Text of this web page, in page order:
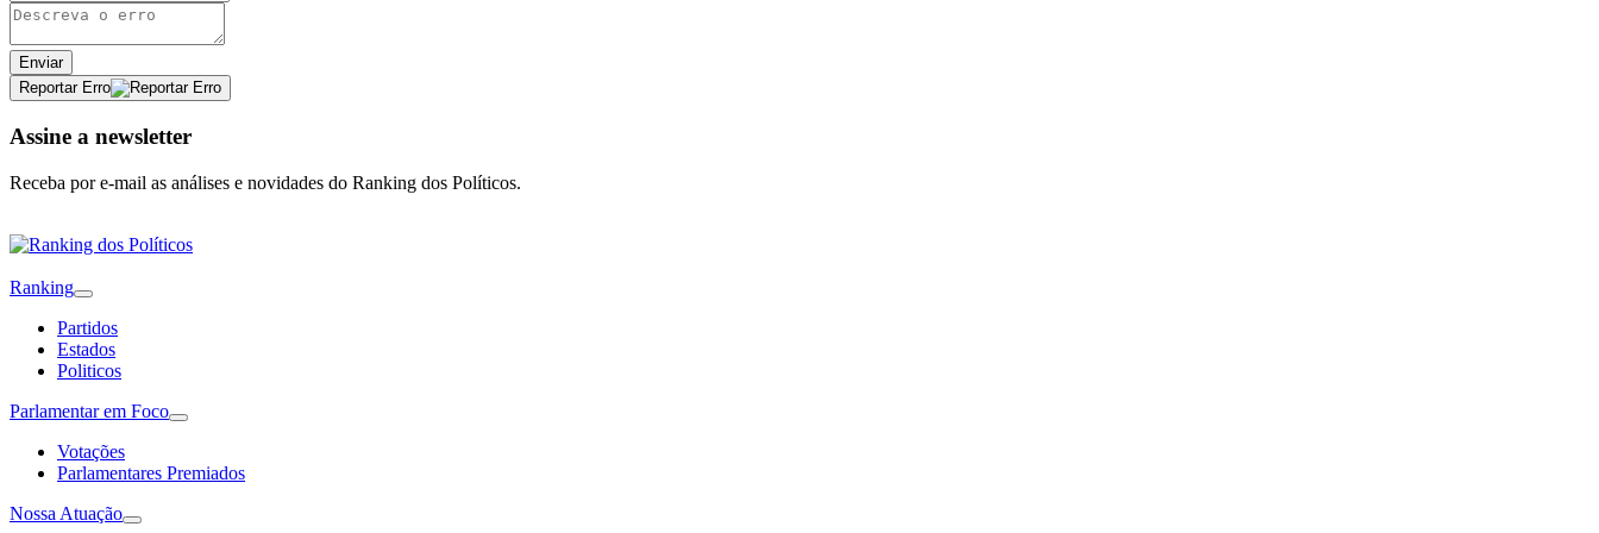
Enviar
Reportar Erro
Assine a newsletter
Receba por e-mail as análises e novidades do Ranking dos Políticos.
Ranking
Partidos
Estados
Politicos
Parlamentar em Foco
Votações
Parlamentares Premiados
Nossa Atuação